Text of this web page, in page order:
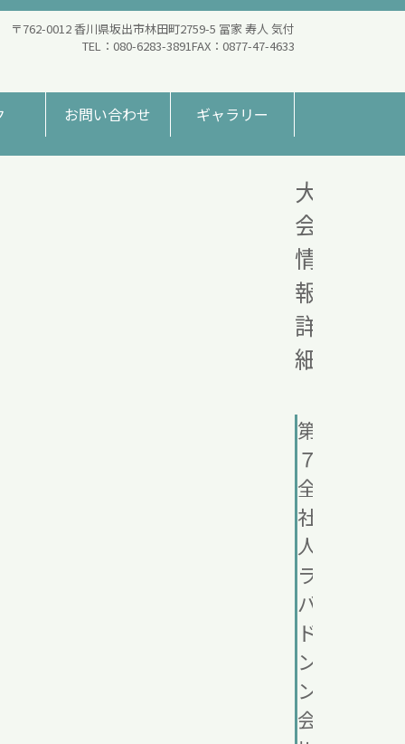
〒762-0012 香川県坂出市林田町2759-5 冨家 寿人 気付
080-6283-3891
0877-47-4633
お問い合わせ ギャラリー
大
会
情
報
詳
細
第１
７回
全国
社会
人ク
ラブ
バ
ドミ
ント
ン大
会香